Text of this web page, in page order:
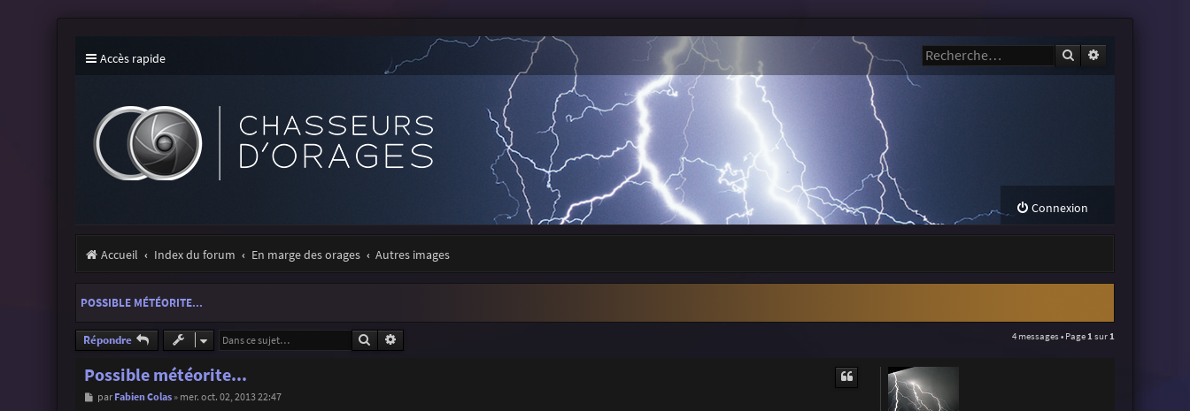
Accès rapide Rechercher
Connexion
Accueil Index du forum En marge des orages Autres images
POSSIBLE MÉTÉORITE...
Répondre Rechercher 4 messages • Page 1 sur 1
Possible météorite...
M
par Fabien Colas» mer. oct. 02, 2013 22:47